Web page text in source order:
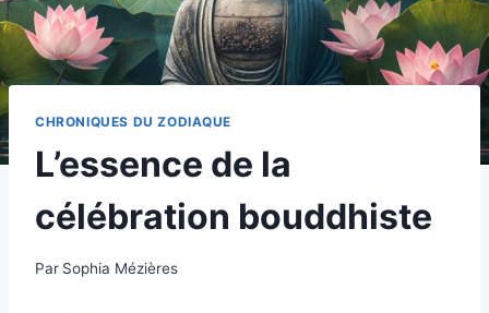
CHRONIQUES DU ZODIAQUE
L’essence de la
célébration bouddhiste
Par Sophia Mézières